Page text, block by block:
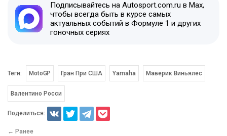
Подписывайтесь на Autosport.com.ru в Max,
чтобы всегда быть в курсе самых
актуальных событий в Формуле 1 и других
гоночных сериях
Теги: MotoGP Гран При США Yamaha Маверик Виньялес
Валентино Росси
Поделиться:
← Ранее